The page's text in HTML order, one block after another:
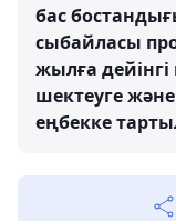
бас
сыбайласы
жылға
шектеуге
еңбекке